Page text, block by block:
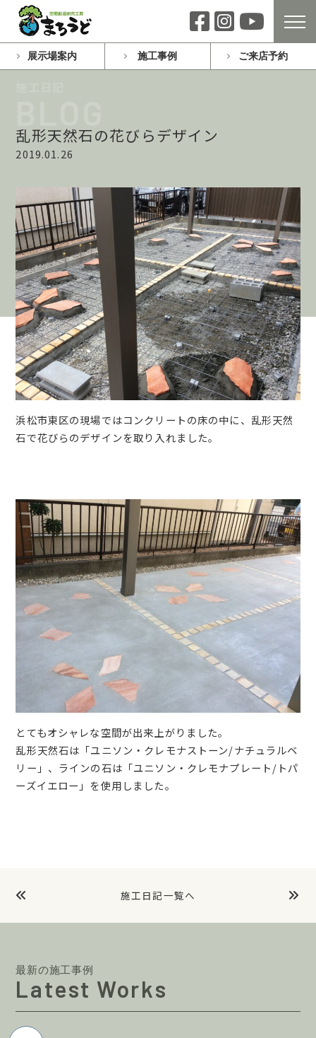
展示場案内 施工事例 ご来店予約
乱形天然石の花びらデザイン
2019.01.26
浜松市東区の現場ではコンクリートの床の中に、乱形天然
石で花びらのデザインを取り入れました。
とてもオシャレな空間が出来上がりました。
乱形天然石は「ユニソン・クレモナストーン/ナチュラルベ
リー」、ラインの石は「ユニソン・クレモナプレート/トパ
ーズイエロー」を使用しました。
施工日記一覧へ
最新の施工事例
Latest Works